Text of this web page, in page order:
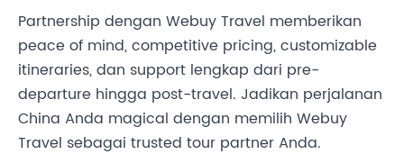
Partnership dengan Webuy Travel memberikan
peace of mind, competitive pricing, customizable
itineraries, dan support lengkap dari pre-
departure hingga post-travel. Jadikan perjalanan
China Anda magical dengan memilih Webuy
Travel sebagai trusted tour partner Anda.